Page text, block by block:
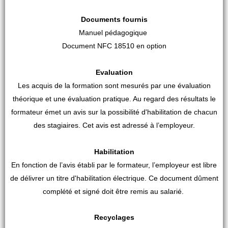
Documents fournis
Manuel pédagogique
Document NFC 18510 en option
Evaluation
Les acquis de la formation sont mesurés par une évaluation
théorique et une évaluation pratique. Au regard des résultats le
formateur émet un avis sur la possibilité d'habilitation de chacun
des stagiaires. Cet avis est adressé à l’employeur.
Habilitation
En fonction de l’avis établi par le formateur, l’employeur est libre
de délivrer un titre d'habilitation électrique. Ce document dûment
complété et signé doit être remis au salarié.
Recyclages